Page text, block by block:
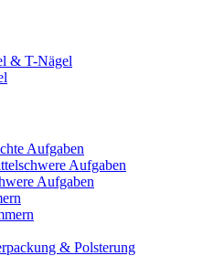
& T-Nägel
Aufgaben
Aufgaben
Aufgaben
& Polsterung